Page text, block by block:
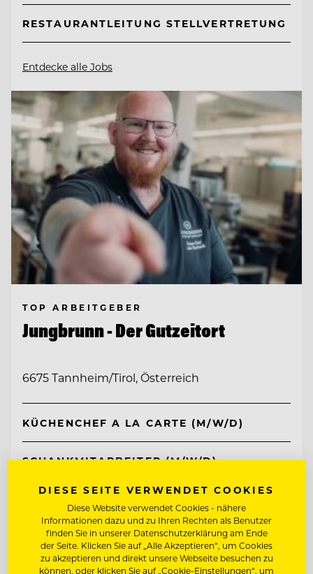
RESTAURANTLEITUNG STELLVERTRETUNG
Entdecke alle Jobs
TOP ARBEITGEBER
Jungbrunn - Der Gutzeitort
6675 Tannheim/Tirol, Österreich
KÜCHENCHEF A LA CARTE (M/W/D)
SCHANKMITARBEITER (M/W/D)
Entdecke alle Jobs
DIESE SEITE VERWENDET COOKIES
Diese Website verwendet Cookies - nähere
Informationen dazu und zu Ihren Rechten als Benutzer
finden Sie in unserer Datenschutzerklärung am Ende
der Seite. Klicken Sie auf „Alle Akzeptieren“, um Cookies
zu akzeptieren und direkt unsere Webseite besuchen zu
können, oder klicken Sie auf „Cookie-Einstellungen“, um